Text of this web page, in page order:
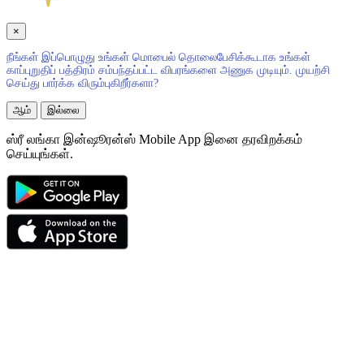
×
நீங்கள் இப்பொழுது உங்கள் மொபைல் தொலைபேசிக்கூடாக உங்கள்
காப்புறுதிப் பத்திரம் சம்பந்தப்பட்ட விபரங்களை அணுக முடியும். முயற்சி
செய்து பார்க்க விரும்புகிறீர்களா?
ஆம் இல்லை
ஸ்ரீ லங்கா இன்ஷூரன்ஸ் Mobile App இனை தரவிறக்கம்
செய்யுங்கள்.